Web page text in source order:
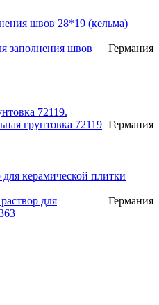
Германия
заполнения швов
Германия
грунтовка 72119
Германия
для